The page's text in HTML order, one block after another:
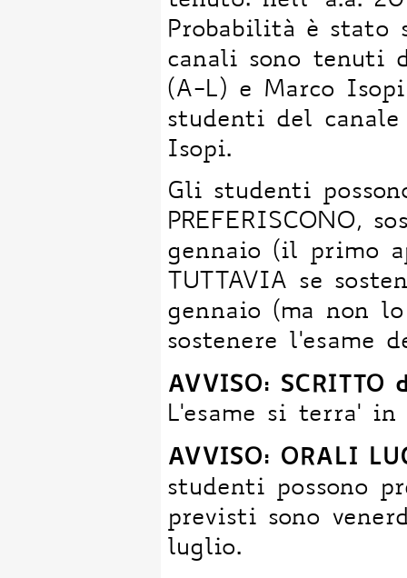
Probabilità è stato
canali sono tenuti
(A-L) e Marco
studenti del
Isopi.
Gli studenti
PREFERISCONO,
gennaio (il primo
TUTTAVIA se
gennaio (ma non
sostenere l'esame
AVVISO: SCRITTO
L'esame si terra' in
AVVISO: ORALI
studenti possono
previsti sono
luglio.